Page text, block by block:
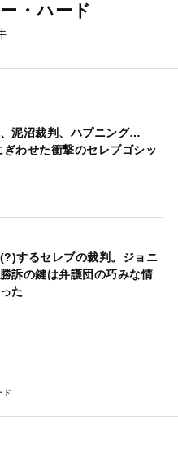
・ハード
泥沼裁判、ハプニング…
わせた衝撃のセレブゴシッ
するセレブの裁判。ジョニ
訴の鍵は弁護団の巧みな情
た
ド